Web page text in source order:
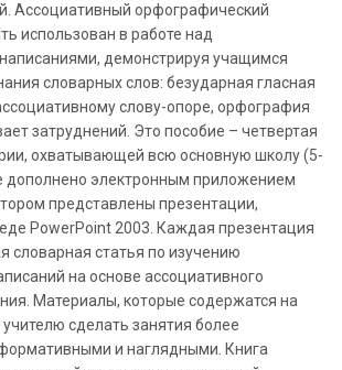
Ассоциативный орфографический
использован в работе над
демонстрируя учащимся
словарных слов: безударная гласная
слову-опоре, орфография
затруднений. Это пособие – четвертая
охватывающей всю основную школу (5-
дополнено электронным приложением
представлены презентации,
PowerPoint 2003. Каждая презентация
словарная статья по изучению
на основе ассоциативного
Материалы, которые содержатся на
учителю сделать занятия более
и наглядными. Книга